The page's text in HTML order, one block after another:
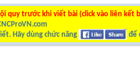
quy trước khi viết bài (click vào liên kết
Hãy dùng chức năng để